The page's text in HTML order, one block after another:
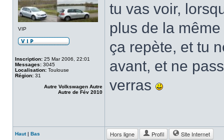
VIP
Inscription: 25 Mar 2006, 22:01
Messages: 3045
Localisation: Toulouse
Région: 31
Autre Volkswagen Autre
Autre de Fév 2010
tu vas voir,
plus de la
ça repète, et tu
avant, et ne
verras
Haut| Bas Hors ligne Profil Site Internet